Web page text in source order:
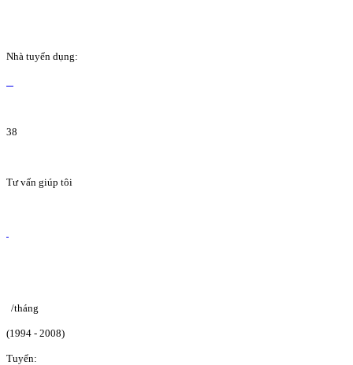
Nhà tuyển dụng:
38
Tư vấn giúp tôi
/tháng
(1994 - 2008)
Tuyển: